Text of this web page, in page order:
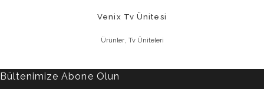
Venix Tv Ünitesi
Ürünler, Tv Üniteleri
Bültenimize Abone Olun